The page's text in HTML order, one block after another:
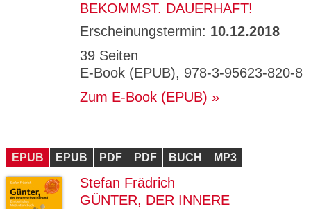
BEKOMMST. DAUERHAFT!
Erscheinungstermin: 10.12.2018
39 Seiten
E-Book (EPUB), 978-3-95623-820-8
Zum E-Book (EPUB)
EPUB EPUB PDF PDF BUCH MP3
Stefan Frädrich
GÜNTER, DER INNERE